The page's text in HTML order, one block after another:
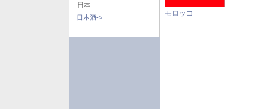
- 日本
日本酒->
モロッコ